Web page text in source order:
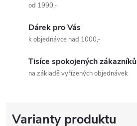
od 1990,-
Dárek pro Vás
k objednávce nad 1000,-
Tisíce spokojených zákazníků
na základě vyřízených objednávek